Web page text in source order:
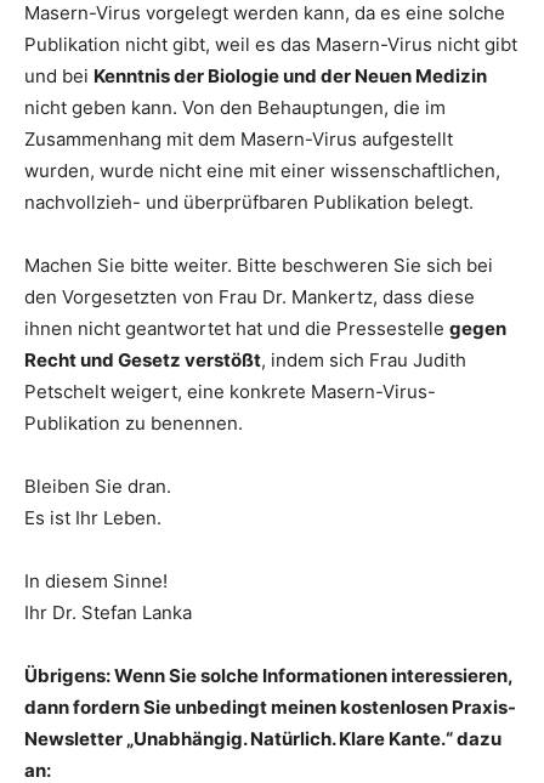
Masern-Virus vorgelegt werden kann, da es eine solche
Publikation nicht gibt, weil es das Masern-Virus nicht gibt
und bei Kenntnis der Biologie und der Neuen Medizin
nicht geben kann. Von den Behauptungen, die im
Zusammenhang mit dem Masern-Virus aufgestellt
wurden, wurde nicht eine mit einer wissenschaftlichen,
nachvollzieh- und überprüfbaren Publikation belegt.
Machen Sie bitte weiter. Bitte beschweren Sie sich bei
den Vorgesetzten von Frau Dr. Mankertz, dass diese
ihnen nicht geantwortet hat und die Pressestelle gegen
Recht und Gesetz verstößt, indem sich Frau Judith
Petschelt weigert, eine konkrete Masern-Virus-
Publikation zu benennen.
Bleiben Sie dran.
Es ist Ihr Leben.
In diesem Sinne!
Ihr Dr. Stefan Lanka
Übrigens: Wenn Sie solche Informationen interessieren,
dann fordern Sie unbedingt meinen kostenlosen Praxis-
Newsletter „Unabhängig. Natürlich. Klare Kante.“ dazu
an: